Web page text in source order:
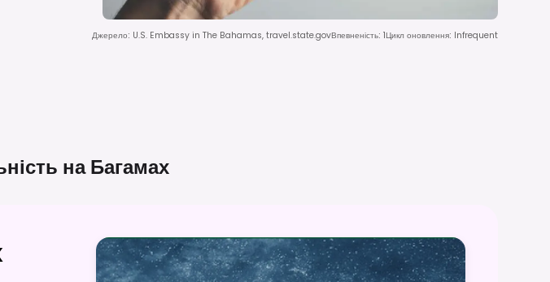
Джерело: U.S. Embassy in The Bahamas, travel.state.govВпевненість: 1Цикл оновлення: Infrequent
на Багамах